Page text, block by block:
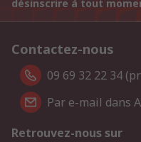
désinscrire à tout
Contactez-nous
09 69 32 22 34
Par e-mail dans
Retrouvez-nous sur